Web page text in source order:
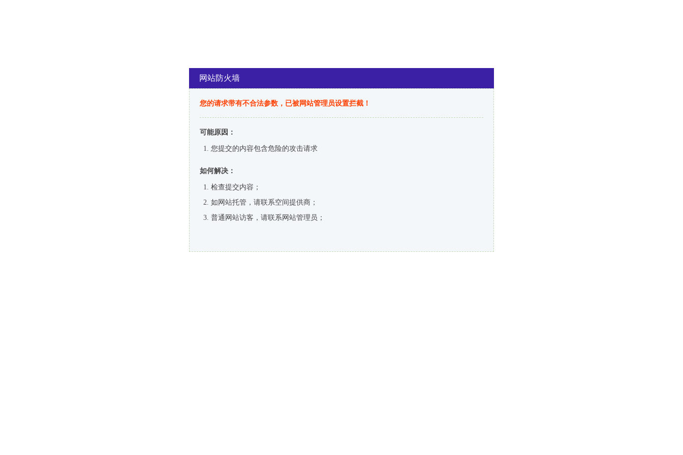
网站防火墙
您的请求带有不合法参数，已被网站管理员设置拦截！
可能原因：
您提交的内容包含危险的攻击请求
如何解决：
检查提交内容；
如网站托管，请联系空间提供商；
普通网站访客，请联系网站管理员；